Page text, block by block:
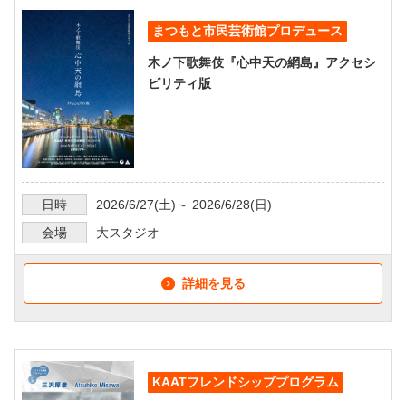
まつもと市民芸術館プロデュース
木ノ下歌舞伎『心中天の網島』アクセシ
ビリティ版
日時 2026/6/27(土)～ 2026/6/28(日)
会場
大スタジオ
詳細を見る
KAATフレンドシッププログラム